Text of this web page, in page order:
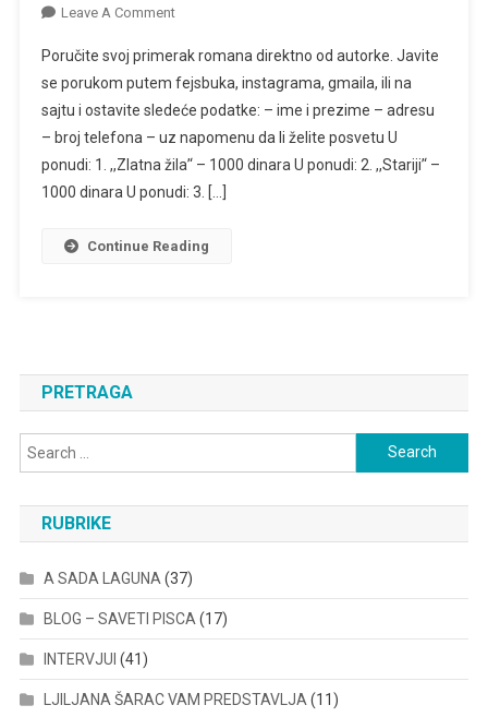
Leave A CommentOn
KNJIGA
Poručite svoj primerak romana direktno od autorke. Javite
se porukom putem fejsbuka, instagrama, gmaila, ili na
sajtu i ostavite sledeće podatke: – ime i prezime – adresu
– broj telefona – uz napomenu da li želite posvetu U
ponudi: 1. ,,Zlatna žila’‘ – 1000 dinara U ponudi: 2. ,,Stariji’‘ –
1000 dinara U ponudi: 3. […]
Continue Reading
PRETRAGA
Search
for:
RUBRIKE
A SADA LAGUNA (37)
BLOG – SAVETI PISCA (17)
INTERVJUI (41)
LJILJANA ŠARAC VAM PREDSTAVLJA (11)